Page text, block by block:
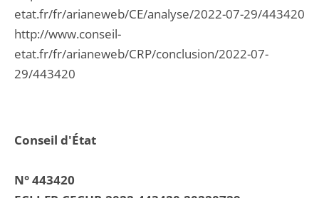
Conseil d'État
N° 443420
etat.fr/fr/arianeweb/CE/analyse/2022-07-29/443420
http://www.conseil-
etat.fr/fr/arianeweb/CRP/conclusion/2022-07-
29/443420